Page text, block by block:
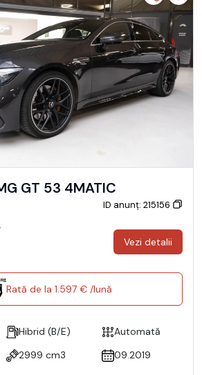
GT 53 4MATIC
ID anunț: 215156
Vezi detalii
Rată de la 1.597 € /lună
Hibrid (B/E)
Automată
2999 cm3 09.2019